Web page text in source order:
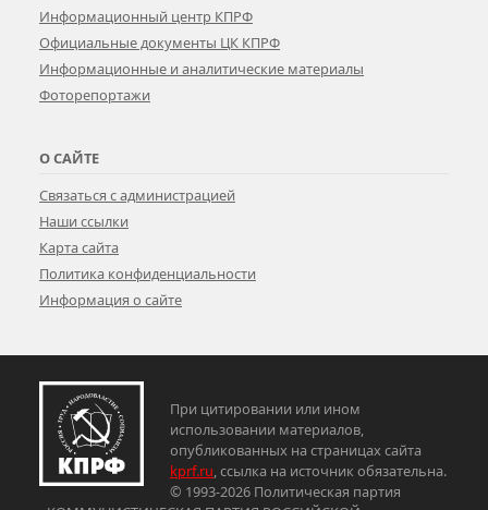
Информационный центр КПРФ
Официальные документы ЦК КПРФ
Информационные и аналитические материалы
Фоторепортажи
О САЙТЕ
Связаться с администрацией
Наши ссылки
Карта сайта
Политика конфиденциальности
Информация о сайте
При цитировании или ином
использовании материалов,
опубликованных на страницах сайта
kprf.ru, ссылка на источник обязательна.
© 1993-2026 Политическая партия